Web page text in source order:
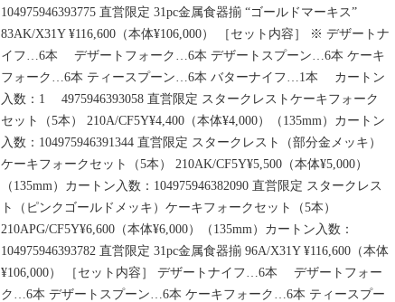
104975946393775 直営限定 31pc金属食器揃 “ゴールドマーキス”
83AK/X31Y ¥116,600（本体¥106,000） ［セット内容］ ※ デザートナ
イフ…6本 デザートフォーク…6本 デザートスプーン…6本 ケーキ
フォーク…6本 ティースプーン…6本 バターナイフ…1本 カートン
入数：1 4975946393058 直営限定 スタークレストケーキフォーク
セット（5本） 210A/CF5Y¥4,400（本体¥4,000）（135mm）カートン
入数：104975946391344 直営限定 スタークレスト（部分金メッキ）
ケーキフォークセット（5本） 210AK/CF5Y¥5,500（本体¥5,000）
（135mm）カートン入数：104975946382090 直営限定 スタークレス
ト（ピンクゴールドメッキ）ケーキフォークセット（5本）
210APG/CF5Y¥6,600（本体¥6,000）（135mm）カートン入数：
104975946393782 直営限定 31pc金属食器揃 96A/X31Y ¥116,600（本体
¥106,000） ［セット内容］ デザートナイフ…6本 デザートフォー
ク…6本 デザートスプーン…6本 ケーキフォーク…6本 ティースプー